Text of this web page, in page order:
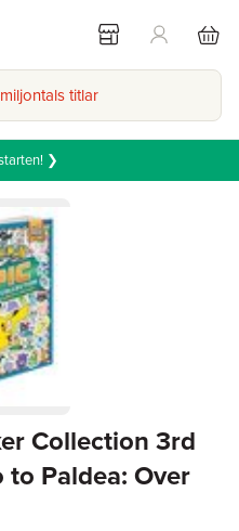
titlar
❯
Collection 3rd
Paldea: Over